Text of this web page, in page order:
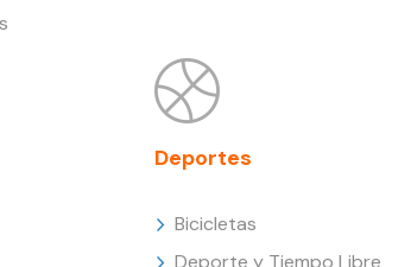
Deportes
Bicicletas
Deporte y Tiempo Libre